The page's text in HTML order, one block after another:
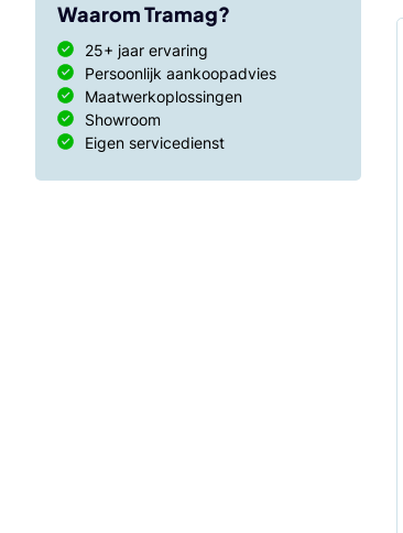
Waarom Tramag?
25+ jaar ervaring
Persoonlijk aankoopadvies
Maatwerkoplossingen
Showroom
Eigen servicedienst